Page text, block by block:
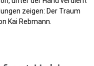
zeigen: Der Traum
Kai Rebmann.